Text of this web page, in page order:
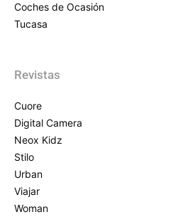
Coches de Ocasión
Tucasa
Revistas
Cuore
Digital Camera
Neox Kidz
Stilo
Urban
Viajar
Woman